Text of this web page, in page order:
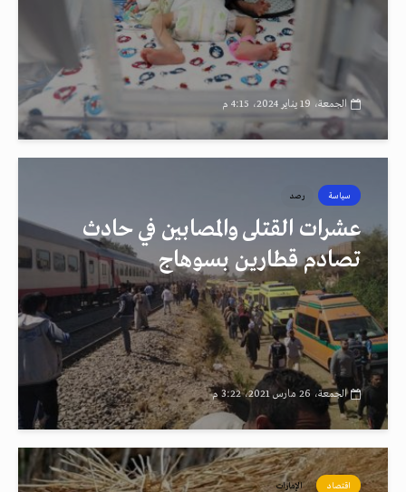
الجمعة، 19 يناير 2024، 4:15 م
سياسة رصد
عشرات القتلى والمصابين في حادث
تصادم قطارين بسوهاج
الجمعة، 26 مارس 2021، 3:22 م
اقتصاد الإمارات